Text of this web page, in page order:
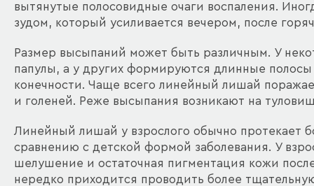
вытянутые полосовидные очаги воспаления.
зудом, который усиливается вечером, после
Размер высыпаний может быть различным. У
папулы, а у других формируются длинные
конечности. Чаще всего линейный лишай
и голеней. Реже высыпания возникают на
Линейный лишай у взрослого обычно протекает
сравнению с детской формой заболевания. У
шелушение и остаточная пигментация кожи
нередко приходится проводить более